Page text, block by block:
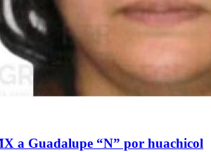
a Guadalupe “N” por huachicol